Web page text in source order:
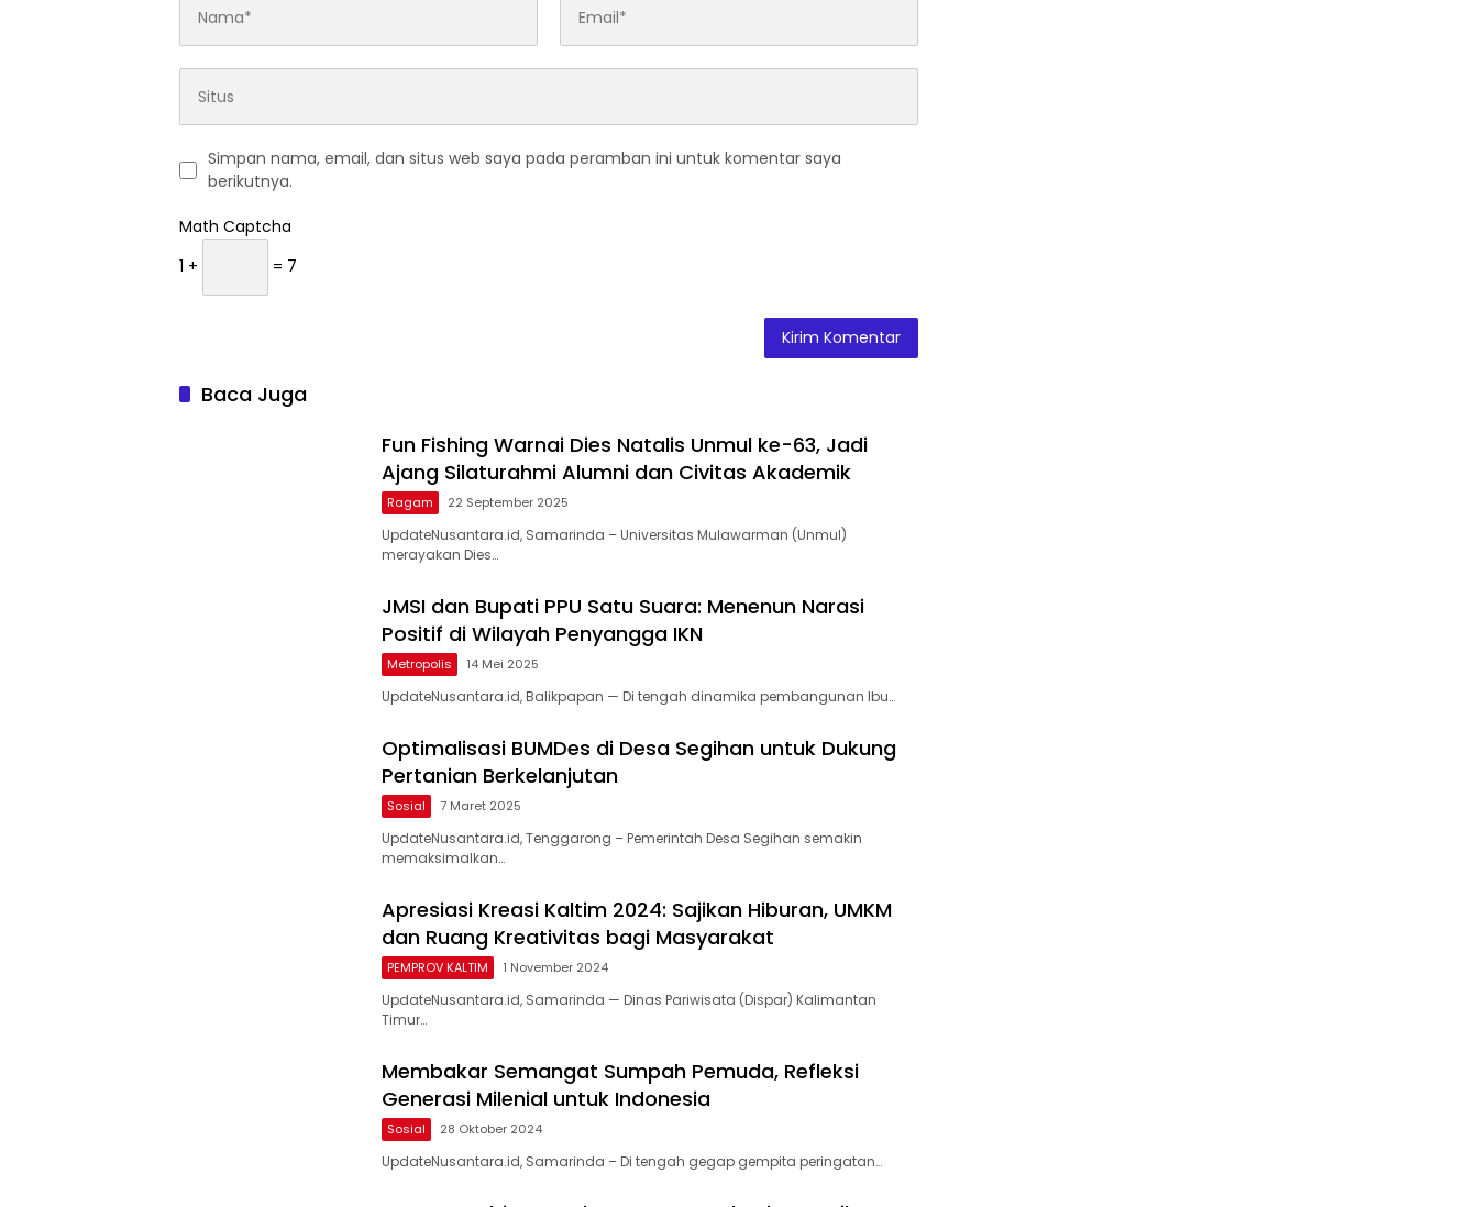
Simpan nama, email, dan situs web saya pada peramban ini untuk komentar saya
berikutnya.
Math Captcha
1 +
= 7
Baca Juga
Fun Fishing Warnai Dies Natalis Unmul ke-63, Jadi
Ajang Silaturahmi Alumni dan Civitas Akademik
Ragam 22 September 2025
UpdateNusantara.id, Samarinda – Universitas Mulawarman (Unmul)
merayakan Dies…
JMSI dan Bupati PPU Satu Suara: Menenun Narasi
Positif di Wilayah Penyangga IKN
Metropolis 14 Mei 2025
UpdateNusantara.id, Balikpapan — Di tengah dinamika pembangunan Ibu…
Optimalisasi BUMDes di Desa Segihan untuk Dukung
Pertanian Berkelanjutan
Sosial 7 Maret 2025
UpdateNusantara.id, Tenggarong – Pemerintah Desa Segihan semakin
memaksimalkan…
Apresiasi Kreasi Kaltim 2024: Sajikan Hiburan, UMKM
dan Ruang Kreativitas bagi Masyarakat
PEMPROV KALTIM 1 November 2024
UpdateNusantara.id, Samarinda — Dinas Pariwisata (Dispar) Kalimantan
Timur…
Membakar Semangat Sumpah Pemuda, Refleksi
Generasi Milenial untuk Indonesia
Sosial 28 Oktober 2024
UpdateNusantara.id, Samarinda – Di tengah gegap gempita peringatan…